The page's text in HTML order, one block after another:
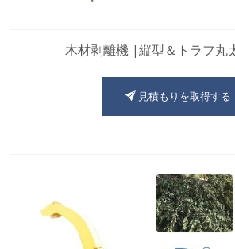
木材剥離機 |縦型＆トラフ丸
見積もりを取得する